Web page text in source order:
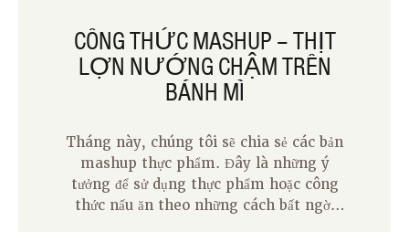
CÔNG THỨC MASHUP – THỊT
LỢN NƯỚNG CHẬM TRÊN
BÁNH MÌ
Tháng này, chúng tôi sẽ chia sẻ các bản
mashup thực phẩm. Đây là những ý
tưởng để sử dụng thực phẩm hoặc công
thức nấu ăn theo những cách bất ngờ.